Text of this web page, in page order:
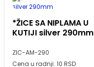
*ŽICE SA NIPLAMA U
KUTIJI silver 290mm
ZIC-AM-290
Cena u radnji: 10 RSD